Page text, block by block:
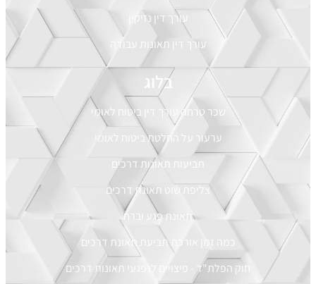
עורך דין נזיקין
עורך דין תאונות עבודה
בלוג
שכר טרחה עורך דין ביטוח לאומי
ערעור על החלטת ביטוח לאומי
תביעות תאונות דרכים
צליפת שוט תאונת דרכים
תאונת פגע וברח
כמה זמן אורכת תביעת תאונת דרכים
חוק הפלת"ד - פיצויים לנפגעי תאונות דרכים